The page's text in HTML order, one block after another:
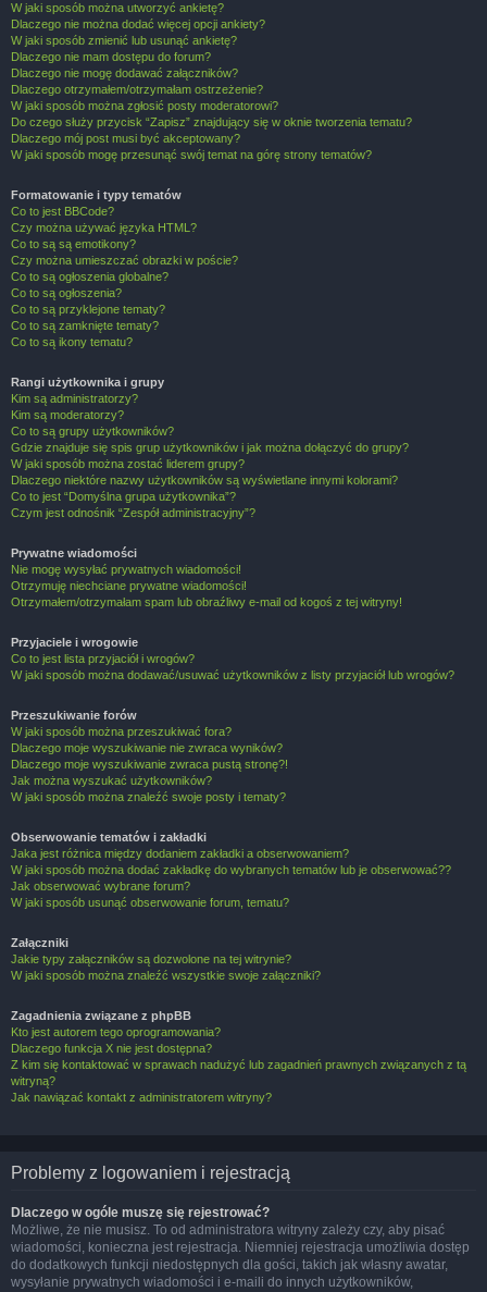
W jaki sposób można utworzyć ankietę?
Dlaczego nie można dodać więcej opcji ankiety?
W jaki sposób zmienić lub usunąć ankietę?
Dlaczego nie mam dostępu do forum?
Dlaczego nie mogę dodawać załączników?
Dlaczego otrzymałem/otrzymałam ostrzeżenie?
W jaki sposób można zgłosić posty moderatorowi?
Do czego służy przycisk “Zapisz” znajdujący się w oknie tworzenia tematu?
Dlaczego mój post musi być akceptowany?
W jaki sposób mogę przesunąć swój temat na górę strony tematów?
Formatowanie i typy tematów
Co to jest BBCode?
Czy można używać języka HTML?
Co to są są emotikony?
Czy można umieszczać obrazki w poście?
Co to są ogłoszenia globalne?
Co to są ogłoszenia?
Co to są przyklejone tematy?
Co to są zamknięte tematy?
Co to są ikony tematu?
Rangi użytkownika i grupy
Kim są administratorzy?
Kim są moderatorzy?
Co to są grupy użytkowników?
Gdzie znajduje się spis grup użytkowników i jak można dołączyć do grupy?
W jaki sposób można zostać liderem grupy?
Dlaczego niektóre nazwy użytkowników są wyświetlane innymi kolorami?
Co to jest “Domyślna grupa użytkownika”?
Czym jest odnośnik “Zespół administracyjny”?
Prywatne wiadomości
Nie mogę wysyłać prywatnych wiadomości!
Otrzymuję niechciane prywatne wiadomości!
Otrzymałem/otrzymałam spam lub obraźliwy e-mail od kogoś z tej witryny!
Przyjaciele i wrogowie
Co to jest lista przyjaciół i wrogów?
W jaki sposób można dodawać/usuwać użytkowników z listy przyjaciół lub wrogów?
Przeszukiwanie forów
W jaki sposób można przeszukiwać fora?
Dlaczego moje wyszukiwanie nie zwraca wyników?
Dlaczego moje wyszukiwanie zwraca pustą stronę?!
Jak można wyszukać użytkowników?
W jaki sposób można znaleźć swoje posty i tematy?
Obserwowanie tematów i zakładki
Jaka jest różnica między dodaniem zakładki a obserwowaniem?
W jaki sposób można dodać zakładkę do wybranych tematów lub je obserwować??
Jak obserwować wybrane forum?
W jaki sposób usunąć obserwowanie forum, tematu?
Załączniki
Jakie typy załączników są dozwolone na tej witrynie?
W jaki sposób można znaleźć wszystkie swoje załączniki?
Zagadnienia związane z phpBB
Kto jest autorem tego oprogramowania?
Dlaczego funkcja X nie jest dostępna?
Z kim się kontaktować w sprawach nadużyć lub zagadnień prawnych związanych z tą
witryną?
Jak nawiązać kontakt z administratorem witryny?
Problemy z logowaniem i rejestracją
Dlaczego w ogóle muszę się rejestrować?
Możliwe, że nie musisz. To od administratora witryny zależy czy, aby pisać
wiadomości, konieczna jest rejestracja. Niemniej rejestracja umożliwia dostęp
do dodatkowych funkcji niedostępnych dla gości, takich jak własny awatar,
wysyłanie prywatnych wiadomości i e-maili do innych użytkowników,